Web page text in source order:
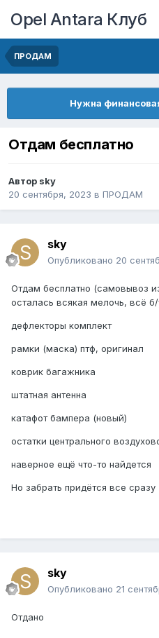
Opel Antara Клуб
ПРОДАМ
Нужна
Отдам бесплатно
Автор sky
20 сентября, 2023 в ПРОДАМ
sky
Опубликовано 20
Отдам бесплатно (самовывоз
осталась всякая мелочь, всё
дефлекторы комплект
рамки (маска) птф, оригинал
коврик багажника
штатная антенна
катафот бампера (новый)
остатки центрального
наверное ещё что-то найдется
Но забрать придётся все сразу
sky
Опубликовано 21
Отдано